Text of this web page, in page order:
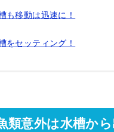
も移動は迅速に！
をセッティング！
類意外は水槽から